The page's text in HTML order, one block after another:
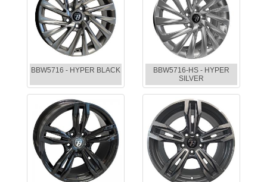
BBW5716 - HYPER BLACK
BBW5716-HS - HYPER
SILVER